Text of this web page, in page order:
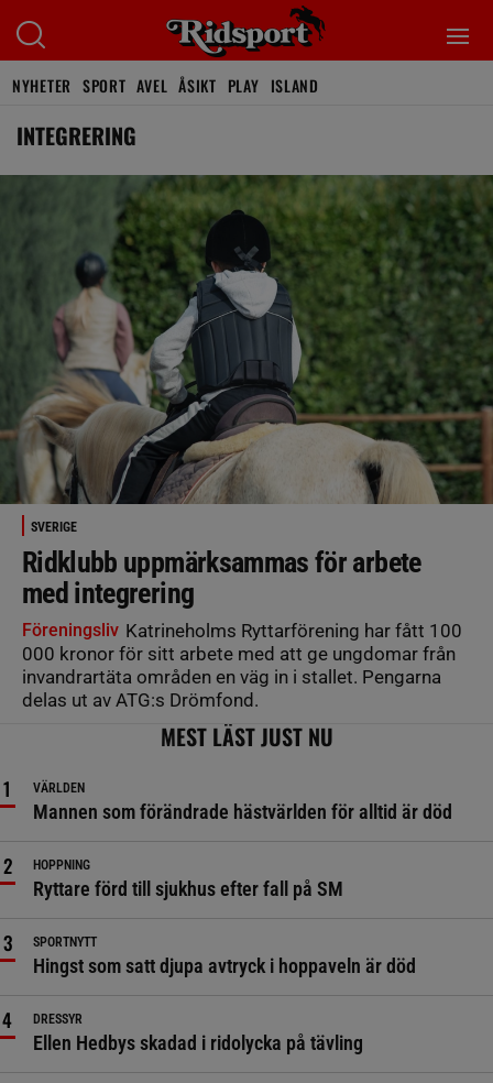
NYHETER SPORT AVEL ÅSIKT PLAY ISLAND
INTEGRERING
SVERIGE
Ridklubb uppmärksammas för arbete
med integrering
Föreningsliv Katrineholms Ryttarförening har fått 100
000 kronor för sitt arbete med att ge ungdomar från
invandrartäta områden en väg in i stallet. Pengarna
delas ut av ATG:s Drömfond.
MEST LÄST JUST NU
VÄRLDEN
Mannen som förändrade hästvärlden för alltid är död
HOPPNING
Ryttare förd till sjukhus efter fall på SM
SPORTNYTT
Hingst som satt djupa avtryck i hoppaveln är död
DRESSYR
Ellen Hedbys skadad i ridolycka på tävling